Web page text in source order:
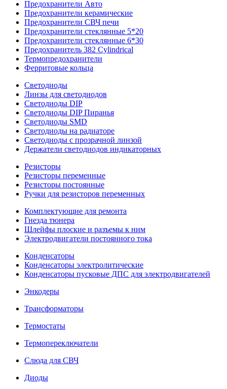
Предохранители Авто
Предохранители керамические
Предохранители СВЧ печи
Предохранители стеклянные 5*20
Предохранители стеклянные 6*30
Предохранитель 382 Cylindrical
Термопредохранители
Ферритовые кольца
Светодиоды
Линзы для светодиодов
Светодиоды DIP
Светодиоды DIP Пиранья
Светодиоды SMD
Светодиоды на радиаторе
Светодиоды с прозрачной линзой
Держатели светодиодов индикаторных
Резисторы
Резисторы переменные
Резисторы постоянные
Ручки для резисторов переменных
Комплектующие для ремонта
Гнезда тюнера
Шлейфы плоские и разъемы к ним
Электродвигатели постоянного тока
Конденсаторы
Конденсаторы электролитические
Конденсаторы пусковые ДПС для электродвигателей
Энкодеры
Трансформаторы
Термостаты
Термопереключатели
Слюда для СВЧ
Диоды